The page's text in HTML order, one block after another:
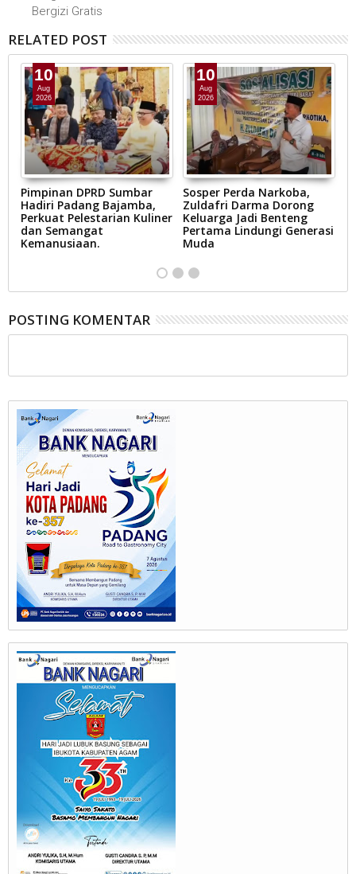
Bergizi Gratis
RELATED POST
10
Aug
2026
Pimpinan DPRD Sumbar
Hadiri Padang Bajamba,
Perkuat Pelestarian Kuliner
dan Semangat
Kemanusiaan.
10
Aug
2026
Sosper Perda Narkoba,
Zuldafri Darma Dorong
Keluarga Jadi Benteng
Pertama Lindungi Generasi
Muda
POSTING KOMENTAR